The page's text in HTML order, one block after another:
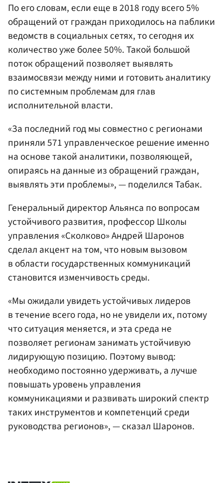
По его словам, если еще в 2018 году всего 5%
обращений от граждан приходилось на паблики
ведомств в социальных сетях, то сегодня их
количество уже более 50%. Такой большой
поток обращений позволяет выявлять
взаимосвязи между ними и готовить аналитику
по системным проблемам для глав
исполнительной власти.
«За последний год мы совместно с регионами
приняли 571 управленческое решение именно
на основе такой аналитики, позволяющей,
опираясь на данные из обращений граждан,
выявлять эти проблемы», — поделился Табак.
Генеральный директор Альянса по вопросам
устойчивого развития, профессор Школы
управления «Сколково» Андрей Шаронов
сделал акцент на том, что новым вызовом
в области государственных коммуникаций
становится изменчивость среды.
«Мы ожидали увидеть устойчивых лидеров
в течение всего года, но не увидели их, потому
что ситуация меняется, и эта среда не
позволяет регионам занимать устойчивую
лидирующую позицию. Поэтому вывод:
необходимо постоянно удерживать, а лучше
повышать уровень управления
коммуникациями и развивать широкий спектр
таких инструментов и компетенций среди
руководства регионов», — сказал Шаронов.